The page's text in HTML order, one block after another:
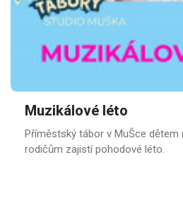
Muzikálové léto
Příměstský tábor v MuŠce
rodičům zajistí pohodové léto.